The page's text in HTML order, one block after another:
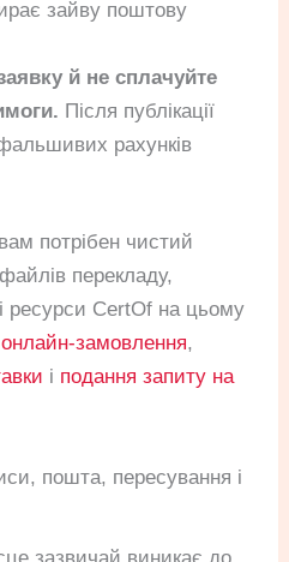
зайву поштову
й не сплачуйте
Після публікації
рахунків
потрібен чистий
перекладу,
ресурси CertOf на цьому
онлайн-замовлення,
і подання запиту на
пошта, пересування і